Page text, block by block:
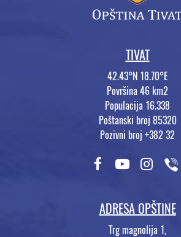
TIVAT
42.43°N 18.70°E
Površina 46 km2
Populacija 16.338
Poštanski broj 85320
Pozivni broj +382 32
ADRESA OPŠTINE
Trg magnolija 1,